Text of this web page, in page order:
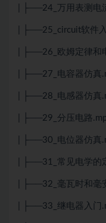
| ├──24_万用表测电
| ├──25_circuit软件
| ├──26_欧姆定律和
| ├──27_电容器仿真
| ├──28_电感器仿真
| ├──29_分压电路
| ├──30_电位器仿真
| ├──31_常见电学的
| ├──32_毫瓦时和毫
| ├──33_继电器入门